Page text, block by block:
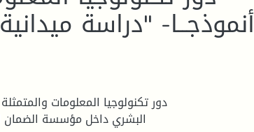
أنموذجــا- "دراسة
دور تكنولوجيا المعلومات
البشري داخل مؤسسة الضمان